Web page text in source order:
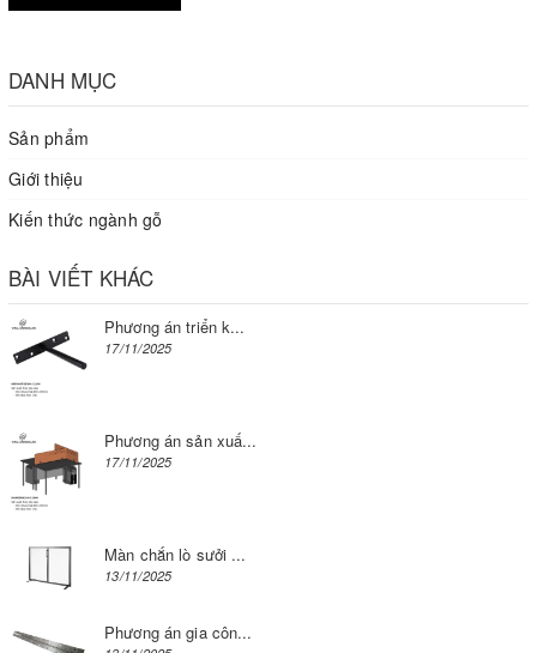
DANH MỤC
Sản phẩm
Giới thiệu
Kiến thức ngành gỗ
BÀI VIẾT KHÁC
Phương án triển k...
17/11/2025
Phương án sản xuấ...
17/11/2025
Màn chắn lò sưởi ...
13/11/2025
Phương án gia côn...